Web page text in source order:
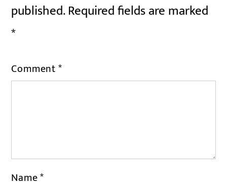
published.Required fields are marked
*
Comment*
Name*